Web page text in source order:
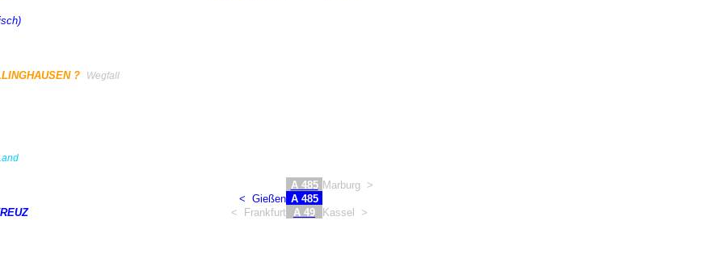
? Wegfall
A 485 Marburg
>
< Gießen A 485
< Frankfurt A 49 Kassel >